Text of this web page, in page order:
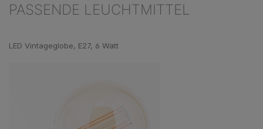
PASSENDE LEUCHTMITTEL
LED Vintageglobe, E27, 6 Watt